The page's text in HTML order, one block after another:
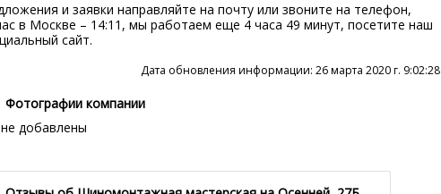
и заявки направляйте на почту или звоните на телефон,
в Москве – 14:11, мы работаем еще 4 часа 49 минут, посетите наш
сайт.
Дата обновления информации: 26 марта 2020 г. 9:02:28
Фотографии компании
добавлены